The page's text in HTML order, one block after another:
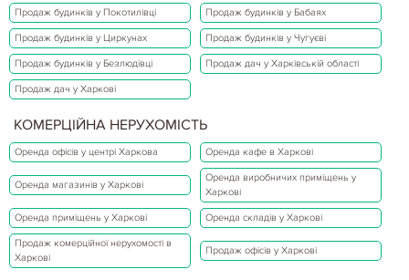
Продаж будинків у Покотилівці Продаж будинків у Бабаях
Продаж будинків у Циркунах Продаж будинків у Чугуєві
Продаж будинків у Безлюдівці Продаж дач у Харківській області
Продаж дач у Харкові
КОМЕРЦІЙНА НЕРУХОМІСТЬ
Оренда офісів у центрі Харкова Оренда кафе в Харкові
Оренда магазинів у Харкові
Оренда виробничих приміщень у
Харкові
Оренда приміщень у Харкові Оренда складів у Харкові
Продаж комерційної нерухомості в
Харкові
Продаж офісів у Харкові